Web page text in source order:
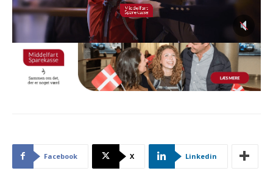
Facebook X Linkedin